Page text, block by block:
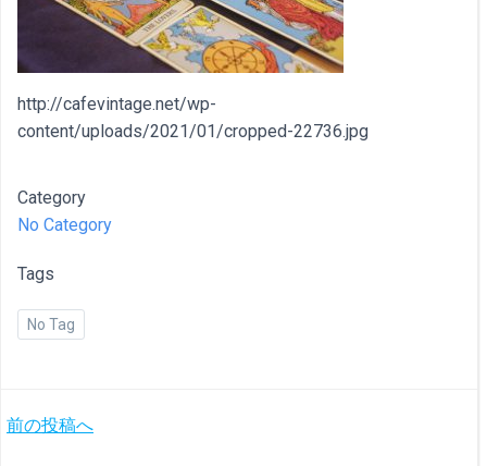
http://cafevintage.net/wp-
content/uploads/2021/01/cropped-22736.jpg
Category
No Category
Tags
No Tag
投
前の投稿へ